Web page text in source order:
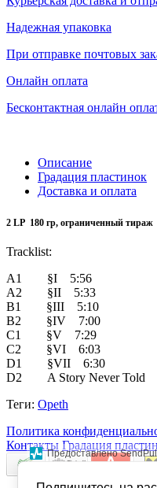
Надежная упаковка
При отправке почтовых
Онлайн оплата
Бесконтактная онлайн
Описание
Градация пластинок
Доставка и оплата
2 LP 180 гр, ограниченный тираж
Tracklist:
A1 §I 5:56
A2 §II 5:33
B1 §III 5:10
B2 §IV 7:00
C1 §V 7:29
C2 §VI 6:03
D1 §VII 6:30
D2 A Story Never Told
Теги: Opeth
Политика
Контакты Градация
Предоставлено